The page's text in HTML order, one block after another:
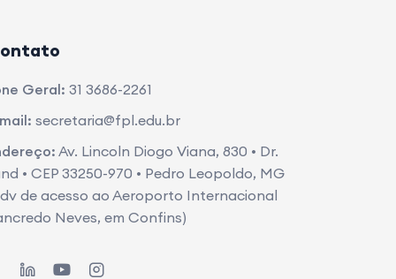
Geral: 31 3686-2261
secretaria@fpl.edu.br
Av. Lincoln Diogo Viana, 830 • Dr.
• CEP 33250-970 • Pedro Leopoldo, MG
de acesso ao Aeroporto Internacional
Neves, em Confins)